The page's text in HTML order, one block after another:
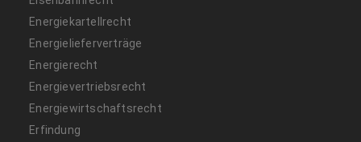
Energiekartellrecht
Energielieferverträge
Energierecht
Energievertriebsrecht
Energiewirtschaftsrecht
Erfindung